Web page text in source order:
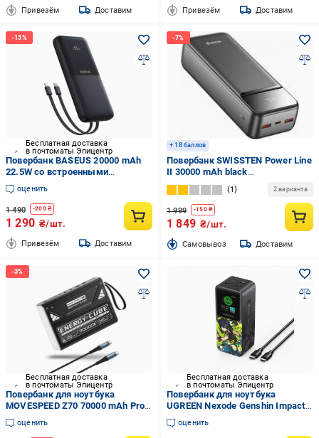
Привезём Доставим Привезём Доставим
Бесплатная доставка
в почтоматы Эпицентр
Повербанк BASEUS 20000 mAh
22.5W со встроенными
кабелями Type-C и Lightning с
LED-дисплеем и быстрой
зарядкой PD/QC (PPJP312)
оценить
1 490 -200₴
1 290 ₴/шт.
Привезём Доставим
+ 18 баллов
Повербанк SWISSTEN Power Line
II 30000 mAh black
(8595217490635)
1 2 варианта
1 999 -150₴
1 849 ₴/шт.
Cамовывоз Доставим
Бесплатная доставка
в почтоматы Эпицентр
Повербанк для ноутбука
MOVESPEED Z70 70000 mAh Pro
100W 19V 20V 5A с быстрой
зарядкой (MOVESPEED-Z70-pro)
оценить
Бесплатная доставка
в почтоматы Эпицентр
Повербанк для ноутбука
UGREEN Nexode Genshin Impact
Edition PB721 20000 mAh 130W
Черный (35524GI)
оценить